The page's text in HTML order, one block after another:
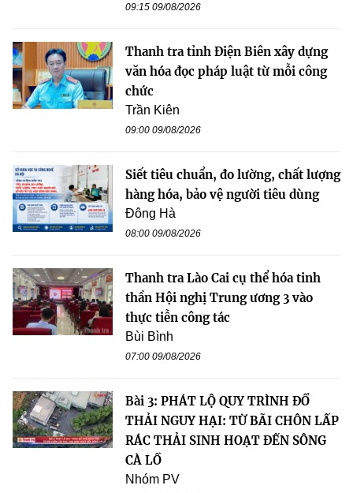
09:15 09/08/2026
Thanh tra tỉnh Điện Biên xây dựng
văn hóa đọc pháp luật từ mỗi công
chức
Trần Kiên
09:00 09/08/2026
Siết tiêu chuẩn, đo lường, chất lượng
hàng hóa, bảo vệ người tiêu dùng
Đông Hà
08:00 09/08/2026
Thanh tra Lào Cai cụ thể hóa tinh
thần Hội nghị Trung ương 3 vào
thực tiễn công tác
Bùi Bình
07:00 09/08/2026
Bài 3: PHÁT LỘ QUY TRÌNH ĐỔ
THẢI NGUY HẠI: TỪ BÃI CHÔN LẤP
RÁC THẢI SINH HOẠT ĐẾN SÔNG
CÀ LỒ
Nhóm PV